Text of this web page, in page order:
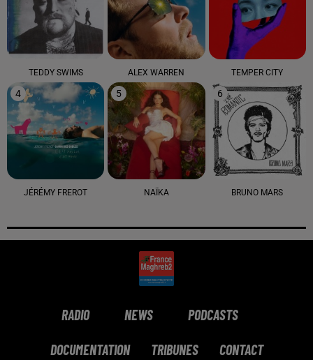
TEDDY SWIMS ALEX WARREN TEMPER CITY
4
JÉRÉMY FREROT
5
NAÏKA
6
BRUNO MARS
RADIO NEWS PODCASTS
DOCUMENTATION TRIBUNES CONTACT